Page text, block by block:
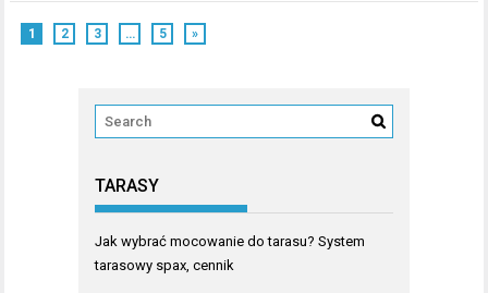
1 2 3 … 5 »
TARASY
Jak wybrać mocowanie do tarasu? System
tarasowy spax, cennik